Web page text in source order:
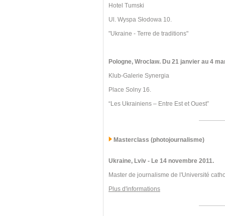
Hotel Tumski
Ul. Wyspa Słodowa 10.
"Ukraine - Terre de traditions"
Pologne, Wroclaw. Du 21 janvier au 4
Klub-Galerie Synergia
Place Solny 16.
“Les Ukrainiens – Entre Est et Ouest”
Masterclass (photojournalisme)
Ukraine, Lviv - Le 14 novembre 2011.
Master de journalisme de l'Université
Plus d'informations